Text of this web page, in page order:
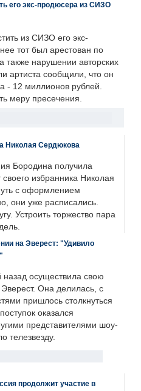
его экс-продюсера из СИЗО
из СИЗО его экс-
тот был арестован по
нарушении авторских
артиста сообщили, что он
- 12 миллионов рублей.
меру пресечения.
Николая Сердюкова
Бородина получила
избранника Николая
с оформлением
они уже расписались.
Устроить торжество пара
на Эверест: "Удивило
назад осуществила свою
Она делилась, с
пришлось столкнуться
оказался
представителями шоу-
телезвезду.
продолжит участие в